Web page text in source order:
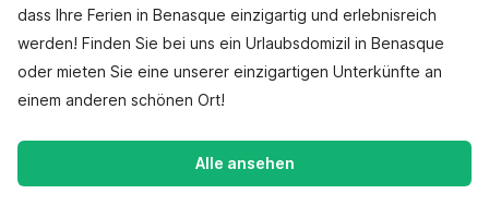
dass Ihre Ferien in Benasque einzigartig und erlebnisreich
werden! Finden Sie bei uns ein Urlaubsdomizil in Benasque
oder mieten Sie eine unserer einzigartigen Unterkünfte an
einem anderen schönen Ort!
Alle ansehen